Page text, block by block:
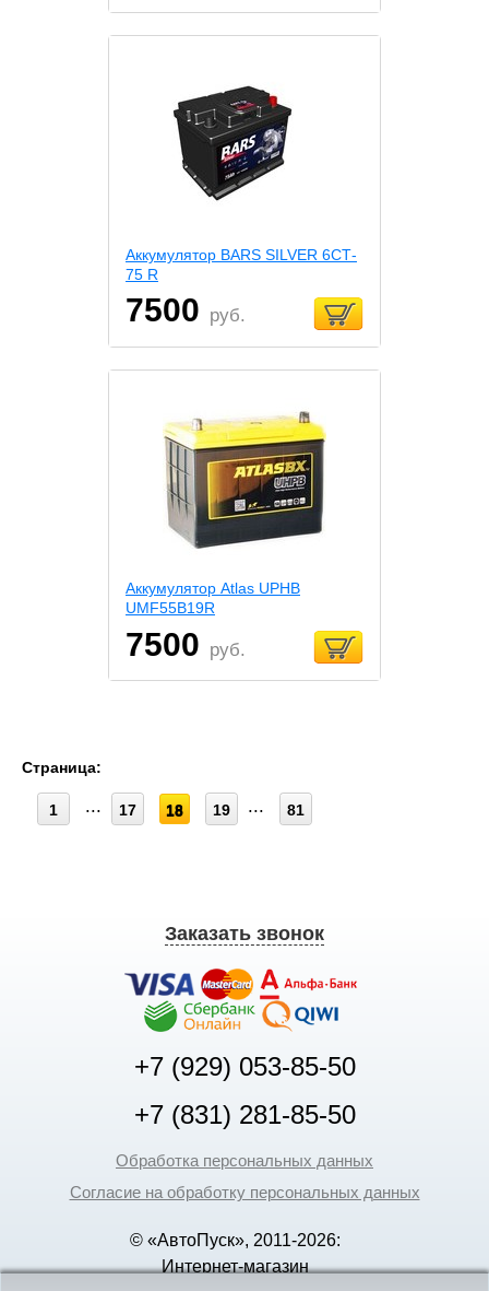
Аккумулятор BARS SILVER 6СТ-
75 R
7500 руб.
Аккумулятор Atlas UPHB
UMF55B19R
7500 руб.
Страница:
1 17 18 19 81
Заказать звонок
+7 (929) 053-85-50
+7 (831) 281-85-50
Обработка персональных данных
Согласие на обработку персональных данных
© «АвтоПуск», 2011-2026:
Интернет-магазин